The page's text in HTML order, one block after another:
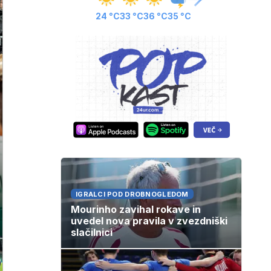
24 °C33 °C36 °C35 °C
IGRALCI POD DROBNOGLEDOM
Mourinho zavihal rokave in
uvedel nova pravila v zvezdniški
slačilnici